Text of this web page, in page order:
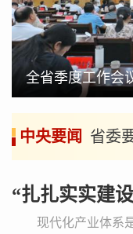
中央要闻 省委
现代化产业体系